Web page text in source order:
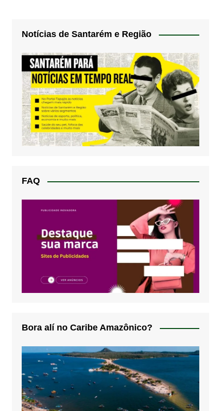
Notícias de Santarém e Região
FAQ
Bora alí no Caribe Amazônico?